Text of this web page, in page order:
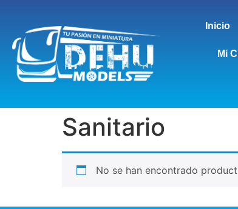
Inicio
Mi
Sanitario
No se han encontrado